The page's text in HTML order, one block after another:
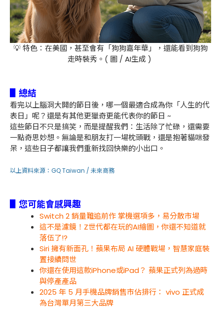
💡 特色：在美國，甚至會有「狗狗嘉年華」，還能看到狗狗
走時裝秀。( 圖 / AI生成 )
▋總結
看完以上腦洞大開的節日後，哪一個最適合成為你「人生的代
表日」呢？還是有其他更獵奇更能代表你的節日 ~
這些節日不只是搞笑，而是提醒我們：生活除了忙碌，還需要
一點奇思妙想。無論是和朋友打一場枕頭戰，還是抱著貓咪發
呆，這些日子都讓我們重新找回快樂的小出口。
以上資料來源： GQ Taiwan / 未來商務
▋您可能會感興趣
Switch 2 銷量難追前作 掌機選項多，易分散市場
這不是濾鏡！Z世代都在玩的AI繪圖，你還不知道就
落伍了!?
Siri 擁有新面孔！蘋果布局 AI 硬體戰場，智慧家庭裝
置接續問世
你還在使用這款iPhone或iPad？ 蘋果正式列為過時
與停產產品
2025 年 5 月手機品牌銷售市佔排行： vivo 正式成
為台灣單月第三大品牌